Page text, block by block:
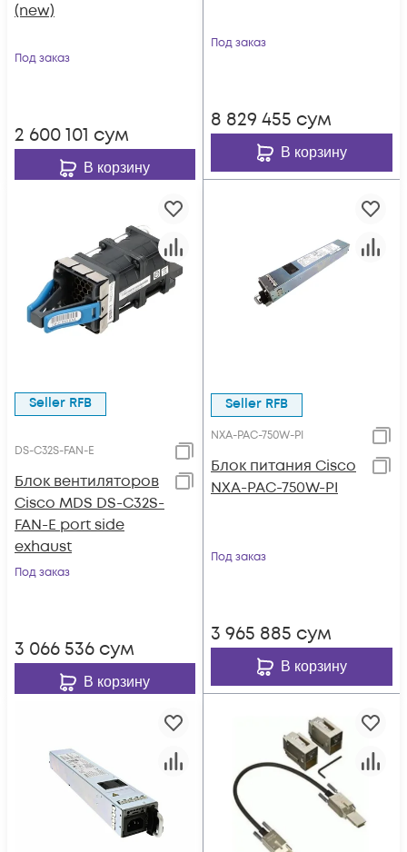
(new)
Под заказ
2 600 101 сум
В корзину
Под заказ
8 829 455 сум
В корзину
Seller RFB
DS-C32S-FAN-E
Блок вентиляторов
Cisco MDS DS-C32S-
FAN-E port side
exhaust
Под заказ
3 066 536 сум
В корзину
Seller RFB
NXA-PAC-750W-PI
Блок питания Cisco
NXA-PAC-750W-PI
Под заказ
3 965 885 сум
В корзину